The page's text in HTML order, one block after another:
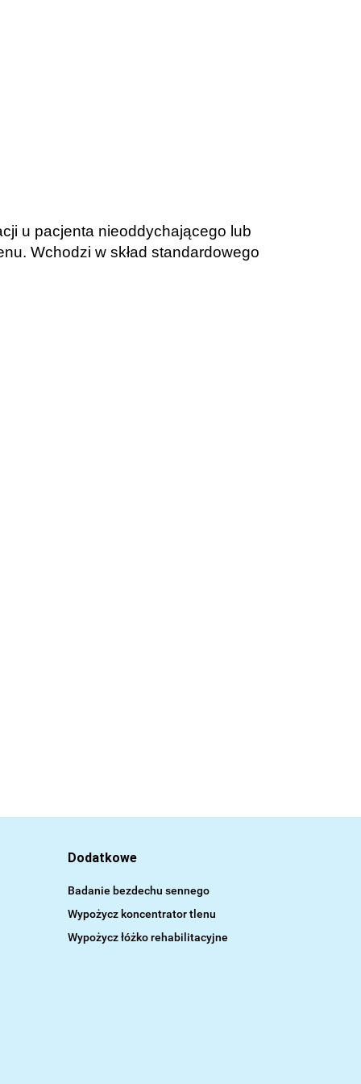
u pacjenta nieoddychającego lub
Wchodzi w skład standardowego
Dodatkowe
Badanie bezdechu sennego
Wypożycz koncentrator tlenu
Wypożycz łóżko rehabilitacyjne